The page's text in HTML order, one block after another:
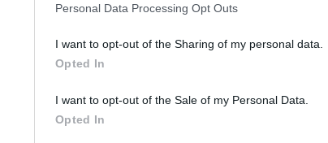
Personal Data Processing Opt Outs
I want to opt-out of the Sharing of my personal data.
Opted In
I want to opt-out of the Sale of my Personal Data.
Opted In